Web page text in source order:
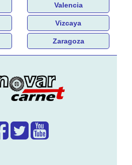
Valencia
Vizcaya
Zaragoza